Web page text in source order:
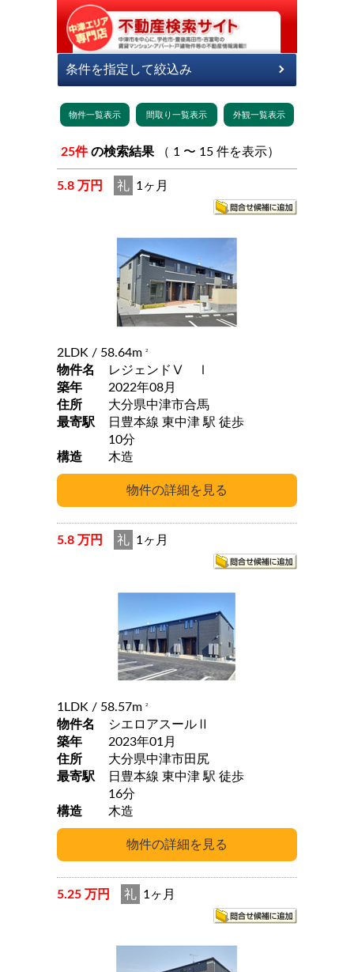
25件 の検索結果 （ 1 〜 15 件を表示）
5.8 万円 礼 1ヶ月
2LDK / 58.64m 2
物件名
レジェンドⅤ Ⅰ
築年
2022年08月
住所
大分県中津市合馬
最寄駅
日豊本線 東中津 駅 徒歩
10分
構造
木造
5.8 万円 礼 1ヶ月
1LDK / 58.57m 2
物件名
シエロアスールⅡ
築年
2023年01月
住所
大分県中津市田尻
最寄駅
日豊本線 東中津 駅 徒歩
16分
構造
木造
5.25 万円 礼 1ヶ月